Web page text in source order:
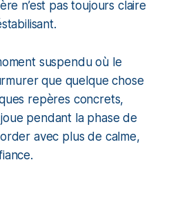
n’est pas toujours claire
suspendu où le
que quelque chose
repères concrets,
pendant la phase de
avec plus de calme,